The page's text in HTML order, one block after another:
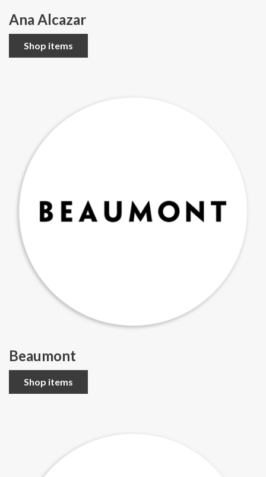
Ana Alcazar
Shop items
Beaumont
Shop items